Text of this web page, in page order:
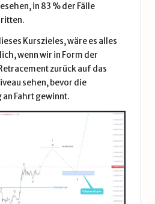
in 83 % der Fälle
Kurszieles, wäre es alles
wenn wir in Form der
zurück auf das
sehen, bevor die
Fahrt gewinnt.